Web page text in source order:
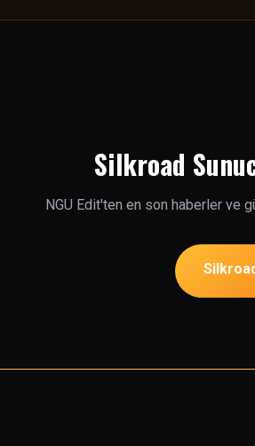
Silkroad
NGU Edit'ten en son haberler ve